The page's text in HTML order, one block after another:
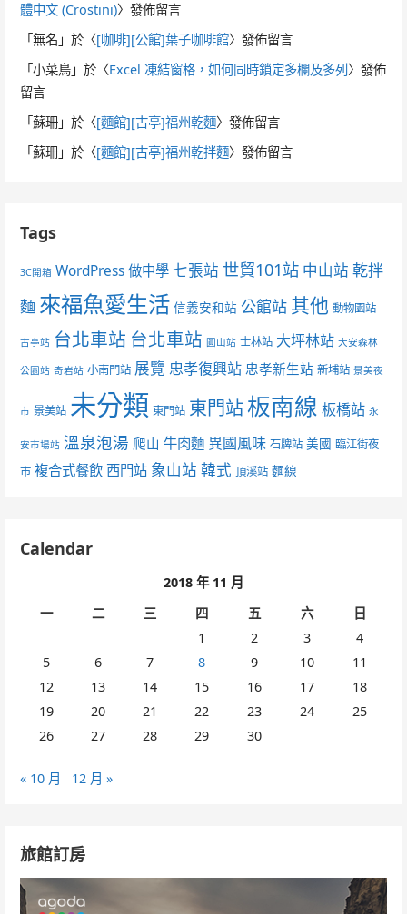
體中文 (Crostini)〉發佈留言
「無名 」於〈[咖啡][公館]葉子咖啡館〉發佈留言
「小菜鳥 」於〈Excel 凍結窗格，如何同時鎖定多欄及多列 〉發佈
留言
「蘇珊 」於〈[麵館][古亭]福州乾麵〉發佈留言
「蘇珊 」於〈[麵館][古亭]福州乾拌麵〉發佈留言
Tags
3C開箱 WordPress 做中學 七張站 世貿101站 中山站 乾拌
麵 來福魚愛生活 信義安和站 公館站 其他 動物園站
古亭站 台北車站 台北車站 圓山站 士林站 大坪林站 大安森林
公園站 奇岩站 小南門站 展覽 忠孝復興站 忠孝新生站 新埔站 景美夜
市 景美站 未分類 東門站 東門站板南線 板橋站 永
安市場站 溫泉泡湯 爬山 牛肉麵 異國風味 石牌站 美國 臨江街夜
市 複合式餐飲 西門站 象山站 韓式 頂溪站 麵線
Calendar
2018 年 11 月
一
二 三 四 五 六
日
1
2 3
4
5
6 7 8 9 10
11
12
13 14 15 16 17
18
19
20 21 22 23 24
25
26
27 28 29 30
« 10 月 12 月 »
旅館訂房